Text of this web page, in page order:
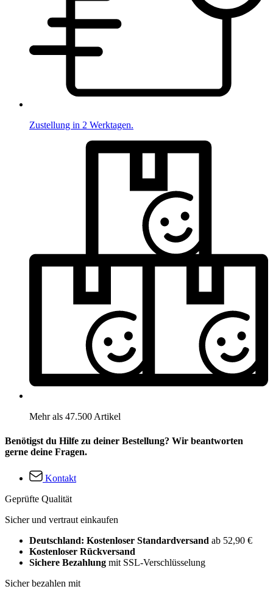
Zustellung in 2 Werktagen.
Mehr als 47.500 Artikel
Benötigst du Hilfe zu deiner Bestellung? Wir beantworten
gerne deine Fragen.
Kontakt
Geprüfte Qualität
Sicher und vertraut einkaufen
Deutschland: Kostenloser Standardversand ab 52,90 €
Kostenloser Rückversand
Sichere Bezahlung mit SSL-Verschlüsselung
Sicher bezahlen mit